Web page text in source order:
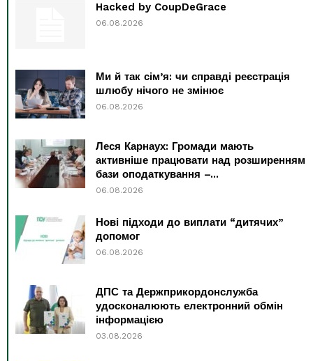
Hacked by CoupDeGrace
06.08.2026
Ми й так сім’я: чи справді реєстрація
шлюбу нічого не змінює
06.08.2026
Леся Карнаух: Громади мають
активніше працювати над розширенням
бази оподаткування –...
06.08.2026
Нові підходи до виплати “дитячих”
допомог
06.08.2026
ДПС та Держприкордонслужба
удосконалюють електронний обмін
інформацією
03.08.2026